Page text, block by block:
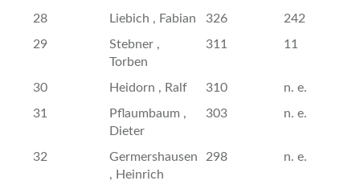
28 Liebich , Fabian 326
242
29
Stebner ,
Torben
311 11
30 Heidorn , Ralf 310
n. e.
31
Pflaumbaum ,
Dieter
303 n. e.
32
Germershausen
, Heinrich
298 n. e.